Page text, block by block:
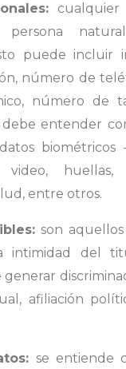
cualquier
puede incluir
número de
número de
entender
biométricos
huellas,
entre otros.
son aquellos
intimidad del
afiliación
se entiende